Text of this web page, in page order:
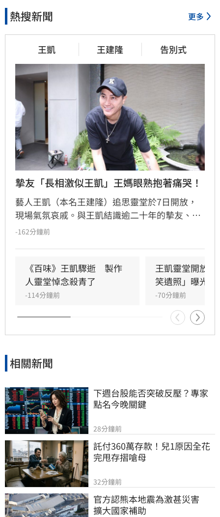
熱搜新聞 更多
王凱 王建隆 告別式
摯友「長相激似王凱」王媽眼熟抱著痛哭！
藝人王凱（本名王建隆）追思靈堂於7日開放，
現場氣氛哀戚。與王凱結識逾二十年的摯友、邱
瓈寬特助Jeff現身協助打點後事。由於兩人外貌
助，演藝圈大姐大邱瓈寬展現義氣，主動承擔治
喪事宜並指派Jeff全程留守，陪伴王凱走完人生
最後一程。這場深厚的兄弟情誼與邱瓈寬的溫暖
義舉，成為家屬在面臨驟變時最堅強的後盾，各
界也紛紛對這
-162分鐘前
《百味》王凱驟逝　製作
人靈堂悼念殺青了
-114分鐘前
王凱靈堂開放
笑遺照」曝光
-70分鐘前
相關新聞
下週台股能否突破反壓？專家
點名今晚關鍵
28分鐘前
託付360萬存款！兒1原因全花
完甩存摺嗆母
32分鐘前
官方認熊本地震為激甚災害
擴大國家補助